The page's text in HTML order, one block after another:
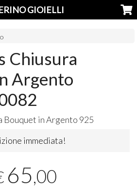
GIOIELLI
Chiusura
Argento
Bouquet in Argento 925
immediata!
65,00